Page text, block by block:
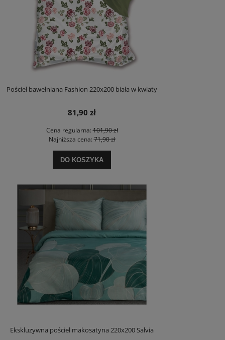
Pościel bawełniana Fashion 220x200 biała w kwiaty
81,90 zł
Cena regularna:101,90 zł
Najniższa cena:71,90 zł
DO KOSZYKA
Ekskluzywna pościel makosatyna 220x200 Salvia